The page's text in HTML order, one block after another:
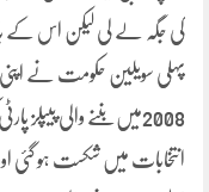
کی جگہ لے لی لیکن اس کے
پہلی سویلین حکومت نے
انتخابات میں شکست ہو گئی